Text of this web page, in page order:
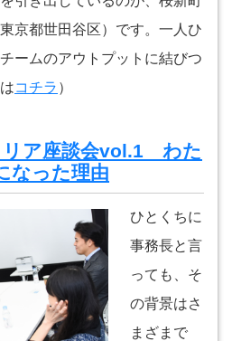
京都世田谷区）です。一人ひ
ームのアウトプットに結びつ
コチラ ）
リア座談会vol.1 わた
なった理由
ひとくちに
事務長と言
っても、そ
の背景はさ
まざまで